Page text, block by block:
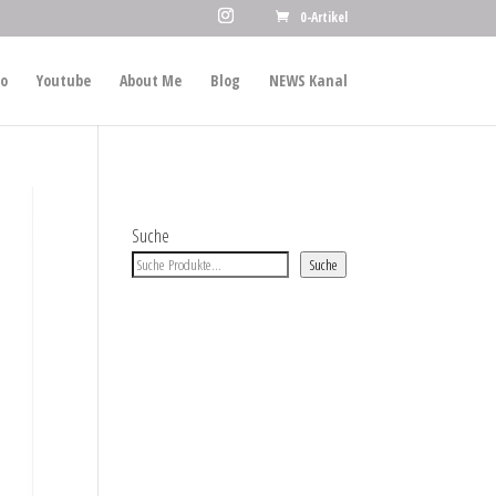
0-Artikel
Youtube About Me Blog NEWS Kanal
Suche
Suche